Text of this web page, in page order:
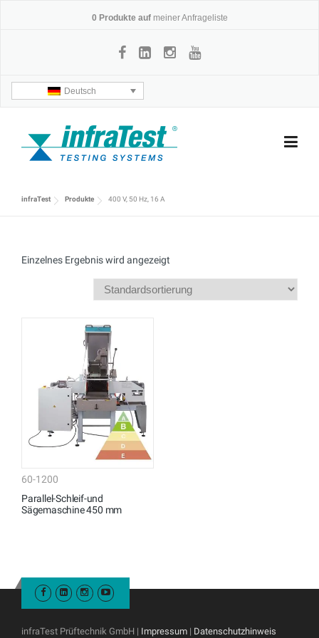
0 Produkte auf meiner Anfrageliste
Deutsch
infraTest Produkte 400 V, 50 Hz, 16 A
Einzelnes Ergebnis wird angezeigt
60-1200
Parallel-Schleif-und
Sägemaschine 450 mm
infraTest Prüftechnik GmbH | Impressum | Datenschutzhinweis